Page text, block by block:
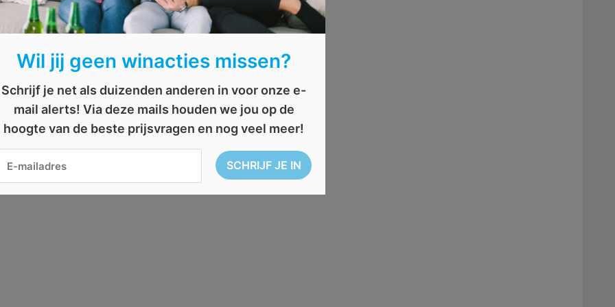
viptickets, WK Sprint
Wil jij geen winacties missen?
Schrijf je net als duizenden anderen in voor onze e-
mail alerts! Via deze mails houden we jou op de
hoogte van de beste prijsvragen en nog veel meer!